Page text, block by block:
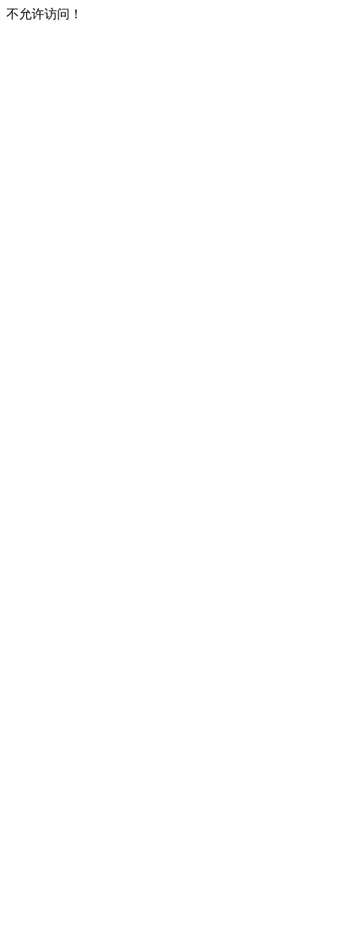
不允许访问！